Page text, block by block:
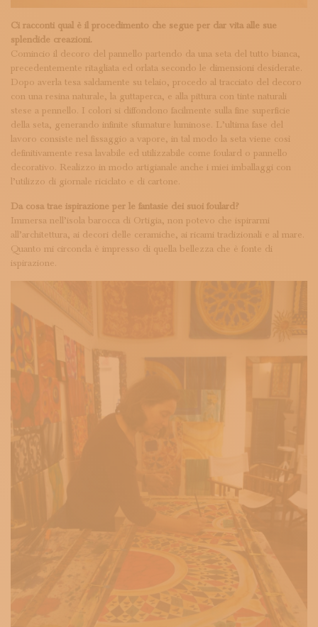
Ci racconti qual è il procedimento che segue per dar vita alle sue
splendide creazioni.
Comincio il decoro del pannello partendo da una seta del tutto bianca,
precedentemente ritagliata ed orlata secondo le dimensioni desiderate.
Dopo averla tesa saldamente su telaio, procedo al tracciato del decoro
con una resina naturale, la guttaperca, e alla pittura con tinte naturali
stese a pennello. I colori si diffondono facilmente sulla fine superficie
della seta, generando infinite sfumature luminose. L’ultima fase del
lavoro consiste nel fissaggio a vapore, in tal modo la seta viene così
definitivamente resa lavabile ed utilizzabile come foulard o pannello
decorativo. Realizzo in modo artigianale anche i miei imballaggi con
l’utilizzo di giornale riciclato e di cartone.
Da cosa trae ispirazione per le fantasie dei suoi foulard?
Immersa nell’isola barocca di Ortigia, non potevo che ispirarmi
all’architettura, ai decori delle ceramiche, ai ricami tradizionali e al mare.
Quanto mi circonda è impresso di quella bellezza che è fonte di
ispirazione.